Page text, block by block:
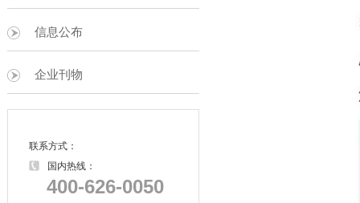
信息公布
企业刊物
联系方式：
国内热线：
400-626-0050